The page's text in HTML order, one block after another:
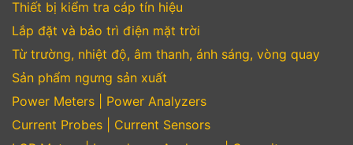
Thiết bị kiểm tra cáp tín hiệu
Lắp đặt và bảo trì điện mặt trời
Từ trường, nhiệt độ, âm thanh, ánh sáng, vòng quay
Sản phẩm ngưng sản xuất
Power Meters | Power Analyzers
Current Probes | Current Sensors